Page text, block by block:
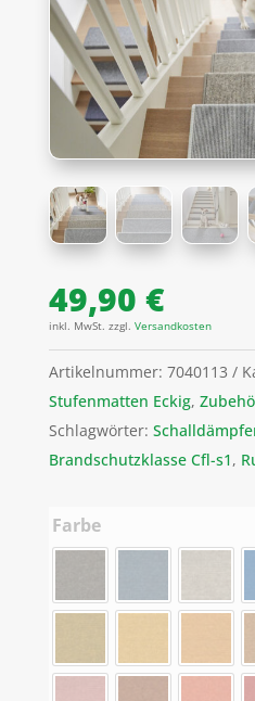
49,90 €
inkl. MwSt. zzgl. Versandkosten
Artikelnummer: 7040113
Stufenmatten Eckig,
Schlagwörter:
Brandschutzklasse Cfl-s1,
Farbe